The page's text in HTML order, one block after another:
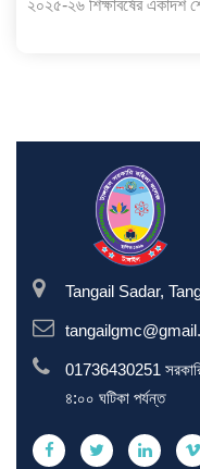
২০২৫-২৬ শিক্ষাবর্ষের একাদশ
Tangail Sadar,
01736430251 সরকারি
৪:০০ ঘটিকা পর্যন্ত